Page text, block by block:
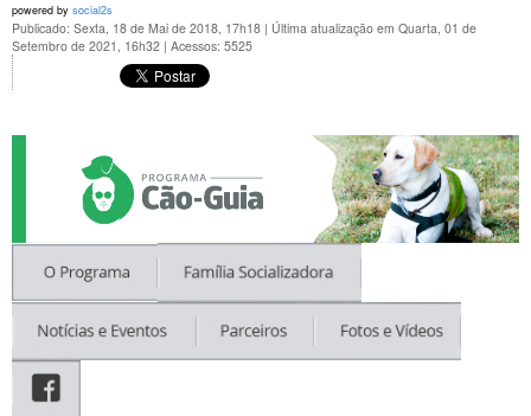
powered by social2s
Publicado: Sexta, 18 de Mai de 2018, 17h18 | Última atualização em Quarta, 01 de
Setembro de 2021, 16h32 | Acessos: 5525